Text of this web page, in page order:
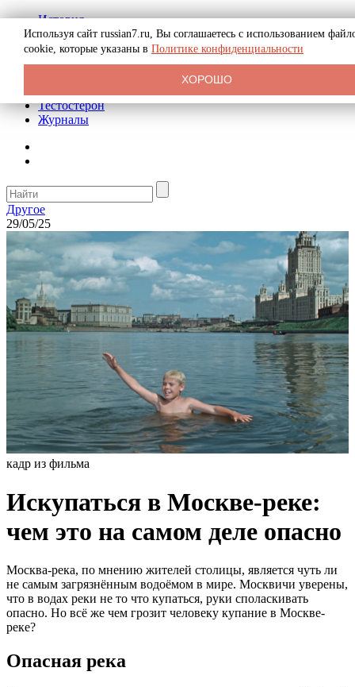
История
Биография
Криминал
Реклама на сайте
Тестостерон
Журналы
Другое
29/05/25
кадр из фильма
Искупаться в Москве-реке:
чем это на самом деле опасно
Москва-река, по мнению жителей столицы, является чуть ли
не самым загрязнённым водоёмом в мире. Москвичи уверены,
что в водах реки не то что купаться, руки споласкивать
опасно. Но всё же чем грозит человеку купание в Москве-
реке?
Опасная река
Используя сайт russian7.ru, Вы соглашаетесь с использованием
cookie, которые указаны в Политике конфиденциальности
ХОРОШО